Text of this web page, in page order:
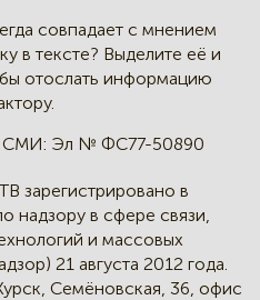
совпадает с мнением
в тексте? Выделите её и
отослать информацию
СМИ: Эл № ФС77-50890
зарегистрировано в
надзору в сфере связи,
и массовых
21 августа 2012 года.
Семёновская, 36, офис